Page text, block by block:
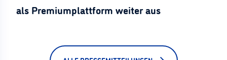
als Premiumplattform weiter aus